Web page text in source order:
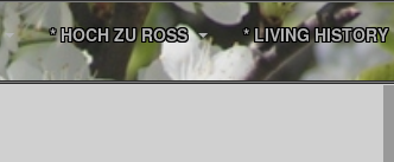
* HOCH ZU ROSS * LIVING HISTORY